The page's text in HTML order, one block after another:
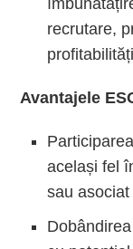
recrutare,
Avantajele
același fel
sau asociat